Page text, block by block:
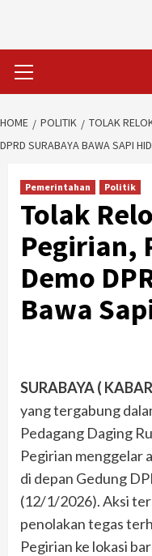
Menu
HOME POLITIK
TOLAK
DPRD SURABAYA BAWA SAPI
Pemerintahan Politik
Tolak
Pegirian,
Demo
Bawa
SURABAYA (
yang tergabung
Pedagang Daging
Pegirian menggelar
di depan Gedung
(12/1/2026). Aksi
penolakan tegas
Pegirian ke lokasi